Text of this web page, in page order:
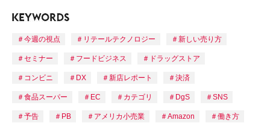
今週の視点 リテールテクノロジー 新しい売り方
セミナー フードビジネス ドラッグストア
コンビニ DX 新店レポート 決済
食品スーパー EC カテゴリ DgS SNS
予告 PB アメリカ小売業 Amazon 働き方